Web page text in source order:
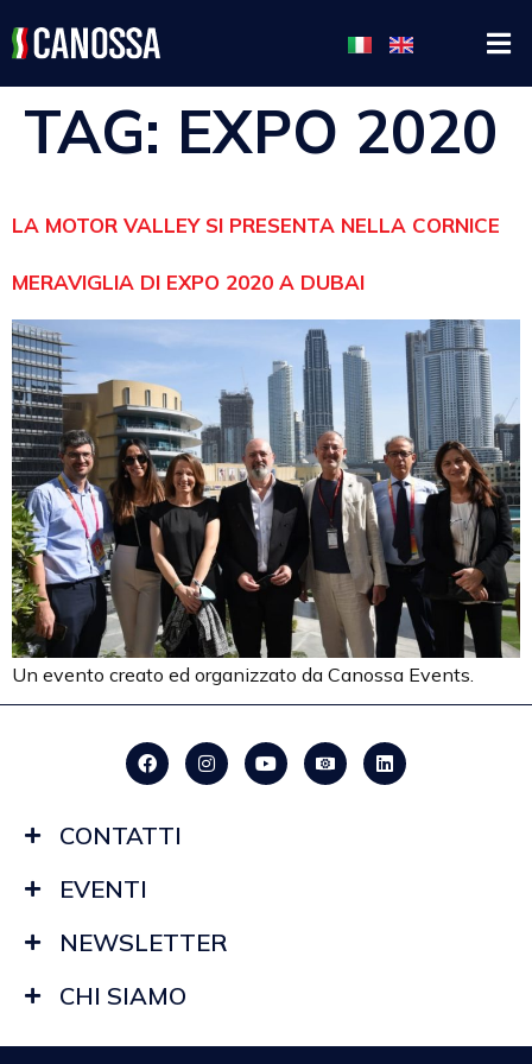
TAG: EXPO 2020
LA MOTOR VALLEY SI PRESENTA NELLA CORNICE
MERAVIGLIA DI EXPO 2020 A DUBAI
Un evento creato ed organizzato da Canossa Events.
CONTATTI
EVENTI
NEWSLETTER
CHI SIAMO